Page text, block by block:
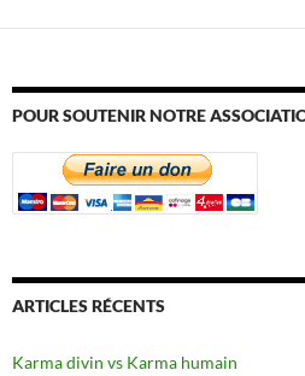
POUR SOUTENIR NOTRE
ARTICLES RÉCENTS
Karma divin vs Karma humain